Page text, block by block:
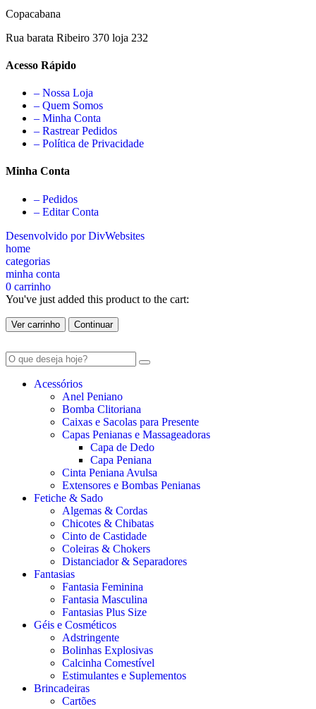
Copacabana
Rua barata Ribeiro 370 loja 232
Acesso Rápido
– Nossa Loja
– Quem Somos
– Minha Conta
– Rastrear Pedidos
– Política de Privacidade
Minha Conta
– Pedidos
– Editar Conta
Desenvolvido por DivWebsites
home
categorias
minha conta
0 carrinho
You've just added this product to the cart:
Ver carrinho Continuar
Acessórios
Anel Peniano
Bomba Clitoriana
Caixas e Sacolas para Presente
Capas Penianas e Massageadoras
Capa de Dedo
Capa Peniana
Cinta Peniana Avulsa
Extensores e Bombas Penianas
Fetiche & Sado
Algemas & Cordas
Chicotes & Chibatas
Cinto de Castidade
Coleiras & Chokers
Distanciador & Separadores
Fantasias
Fantasia Feminina
Fantasia Masculina
Fantasias Plus Size
Géis e Cosméticos
Adstringente
Bolinhas Explosivas
Calcinha Comestível
Estimulantes e Suplementos
Brincadeiras
Cartões